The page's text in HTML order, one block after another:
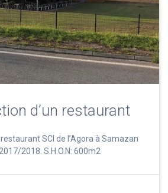
d’un restaurant
SCI de l’Agora à Samazan
2018. S.H.O.N: 600m2